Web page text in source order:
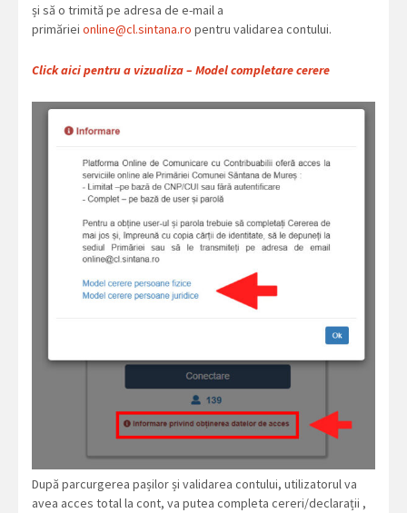
și să o trimită pe adresa de e-mail a
primăriei online@cl.sintana.ro pentru validarea contului.
Click aici pentru a vizualiza – Model completare cerere
După parcurgerea pașilor și validarea contului, utilizatorul va
avea acces total la cont, va putea completa cereri/declarații ,